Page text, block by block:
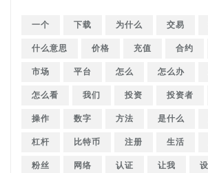
一个 下载 为什么 交易
什么意思
价格 充值 合约
市场
平台 怎么 怎么办
怎么看
我们 投资 投资者
操作
数字 方法 是什么
杠杆
比特币 注册 生活
粉丝
网络 认证 让我